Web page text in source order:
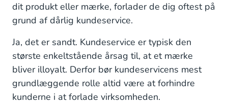
dit produkt eller mærke, forlader de dig oftest på
grund af dårlig kundeservice.
Ja, det er sandt. Kundeservice er typisk den
største enkeltstående årsag til, at et mærke
bliver illoyalt. Derfor bør kundeservicens mest
grundlæggende rolle altid være at forhindre
kunderne i at forlade virksomheden.